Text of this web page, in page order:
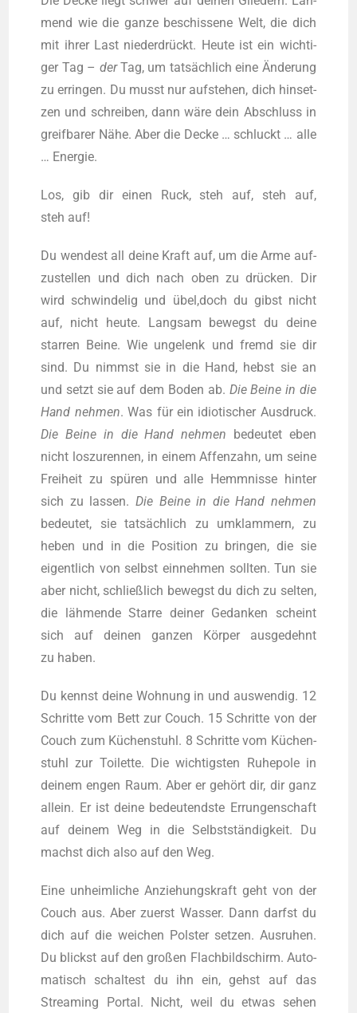
mend wie die gan­ze beschis­se­ne Welt, die dich
mit ihrer Last nie­der­drückt. Heu­te ist ein wich­ti­
ger Tag – derTag, um tat­säch­lich eine Ände­rung
zu errin­gen. Du musst nur auf­ste­hen, dich hin­set­
zen und schrei­ben, dann wäre dein Abschluss in
greif­ba­rer Nähe. Aber die Decke … schluckt … alle
… Energie.
Los, gib dir einen Ruck, steh auf, steh auf,
steh auf!
Du wen­dest all dei­ne Kraft auf, um die Arme auf­
zu­stel­len und dich nach oben zu drü­cken. Dir
wird schwin­de­lig und übel,doch du gibst nicht
auf, nicht heu­te. Lang­sam bewegst du dei­ne
star­ren Bei­ne. Wie unge­lenk und fremd sie dir
sind. Du nimmst sie in die Hand, hebst sie an
und setzt sie auf dem Boden ab. Die Bei­ne in die
Hand neh­men. Was für ein idio­ti­scher Aus­druck.
Die Bei­ne in die Hand neh­men bedeu­tet eben
nicht los­zu­ren­nen, in einem Affen­zahn, um sei­ne
Frei­heit zu spü­ren und alle Hemm­nis­se hin­ter
sich zu las­sen. Die Bei­ne in die Hand neh­men
bedeu­tet, sie tat­säch­lich zu umklam­mern, zu
heben und in die Posi­ti­on zu brin­gen, die sie
eigent­lich von selbst ein­neh­men soll­ten. Tun sie
aber nicht, schließ­lich bewegst du dich zu sel­ten,
die läh­men­de Star­re dei­ner Gedan­ken scheint
sich auf dei­nen gan­zen Kör­per aus­ge­dehnt
zu haben.
Du kennst dei­ne Woh­nung in und aus­wen­dig. 12
Schrit­te vom Bett zur Couch. 15 Schrit­te von der
Couch zum Küchen­stuhl. 8 Schrit­te vom Küchen­
stuhl zur Toi­let­te. Die wich­tigs­ten Ruhe­po­le in
dei­nem engen Raum. Aber er gehört dir, dir ganz
allein. Er ist dei­ne bedeu­tends­te Errun­gen­schaft
auf dei­nem Weg in die Selbst­stän­dig­keit. Du
machst dich also auf den Weg.
Eine unheim­li­che Anzie­hungs­kraft geht von der
Couch aus. Aber zuerst Was­ser. Dann darfst du
dich auf die wei­chen Pols­ter set­zen. Aus­ru­hen.
Du blickst auf den gro­ßen Flach­bild­schirm. Auto­
ma­tisch schal­test du ihn ein, gehst auf das
Strea­ming Por­tal. Nicht, weil du etwas sehen